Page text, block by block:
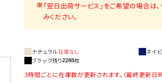
「翌日出荷サービス」をご希望の場合は
みください。
ナチュラル在庫なし ネイ
ブラック残り2288枚
3時間ごとに在庫数が更新されます。（最終更新